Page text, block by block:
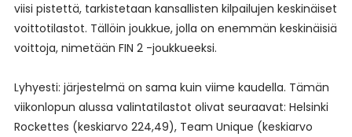
viisi pistettä, tarkistetaan kansallisten kilpailujen keskinäiset
voittotilastot. Tällöin joukkue, jolla on enemmän keskinäisiä
voittoja, nimetään FIN 2 -joukkueeksi.
Lyhyesti: järjestelmä on sama kuin viime kaudella. Tämän
viikonlopun alussa valintatilastot olivat seuraavat: Helsinki
Rockettes (keskiarvo 224,49), Team Unique (keskiarvo